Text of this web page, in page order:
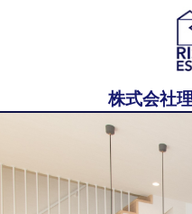
株式会社